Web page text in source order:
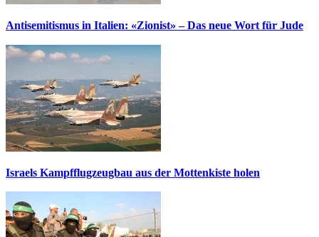
Antisemitismus in Italien: «Zionist» – Das neue Wort für Jude
Israels Kampfflugzeugbau aus der Mottenkiste holen